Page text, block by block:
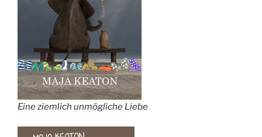
Eine ziemlich unmögliche Liebe